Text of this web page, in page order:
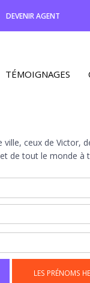
DEVENIR AGENT
TÉMOIGNAGES
ceux de Victor,
de tout le monde à
LES PRÉNOMS